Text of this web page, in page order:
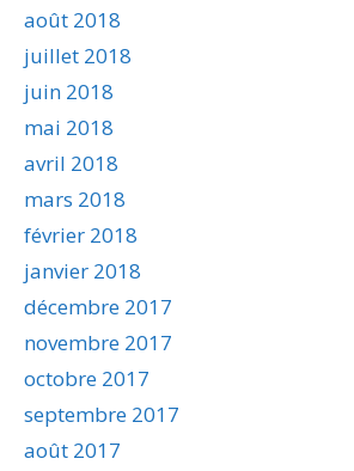
août 2018
juillet 2018
juin 2018
mai 2018
avril 2018
mars 2018
février 2018
janvier 2018
décembre 2017
novembre 2017
octobre 2017
septembre 2017
août 2017